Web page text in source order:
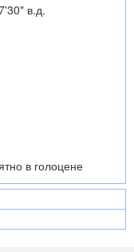
в.д.
в голоцене